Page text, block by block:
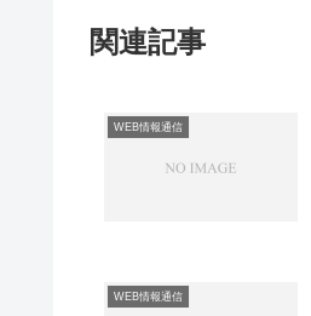
関連記事
WEB情報通信
WEB情報通信